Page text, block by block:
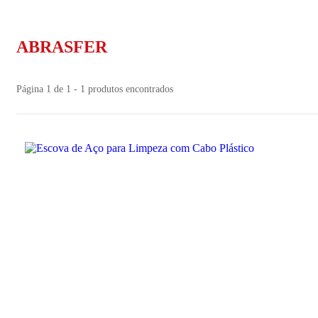
ABRASFER
Página 1 de 1 - 1 produtos encontrados